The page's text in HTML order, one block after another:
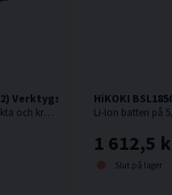
Verktygspaket 18V (2x5,0Ah)
18V. Smart verktygspaket med 2 st kompakta och kraftfulla 18V batteriverktyg.
HiKOKI
1 612,5
Slut på lager